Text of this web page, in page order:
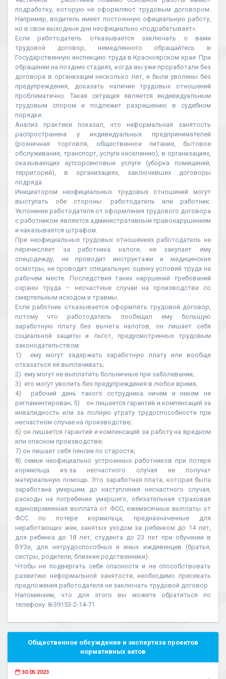
подработку, которую не оформляют трудовым договором.
Например, водитель имеет постоянную официальную работу,
но в свои выходные дни неофициально «подрабатывает».
Если работодатель отказывается заключать с вами
трудовой договор, немедленного обращайтесь в
Государственную инспекцию труда в Красноярском крае. При
обращении на поздних стадиях, когда вы уже проработали без
договора в организации несколько лет, и были уволены без
предупреждения, доказать наличие трудовых отношений
проблематично. Такая ситуация является индивидуальным
трудовым спором и подлежит разрешению в судебном
порядке.
Анализ практики показал, что неформальная занятость
распространена у индивидуальных предпринимателей
(розничная торговля, общественное питание, бытовое
обслуживание, транспорт, услуги населению), в организациях,
оказывающих аутсорсинговые услуги (уборка помещений,
территорий), в организациях, заключивших договоры
подряда.
Инициатором неофициальных трудовых отношений могут
выступать обе стороны: работодатель или работник.
Уклонение работодателя от оформления трудового договора
с работником является административным правонарушением
и наказывается штрафом.
При неофициальных трудовых отношениях работодатель не
перечисляет за работника налоги, не закупает ему
спецодежду, не проводит инструктажи и медицинские
осмотры, не проводит специальную оценку условий труда на
рабочем месте. Последствия таких нарушений требований
охраны труда – несчастные случаи на производстве со
смертельным исходом и травмы.
Если работник отказывается оформлять трудовой договор,
потому что работодатель пообещал ему большую
заработную плату без вычета налогов, он лишает себя
социальной защиты и льгот, предусмотренных трудовым
законодательством:
1) ему могут задержать заработную плату или вообще
отказаться её выплачивать;
2) ему могут не выплатить больничные при заболевании;
3) его могут уволить без предупреждения в любое время;
4) рабочий день такого сотрудника ничем и никем не
регламентирован; 5) он лишается гарантий и компенсаций за
инвалидность или за полную утрату трудоспособности при
несчастном случае на производстве;
6) он лишается гарантий и компенсаций за работу на вредном
или опасном производстве;
7) он лишает себя пенсии по старости;
8) семьи неофициально устроенных работников при потере
кормильца из-за несчастного случая не получат
материальную помощь. Это заработная плата, которая была
заработана умершим до наступления несчастного случая,
расходы на погребение умершего, обязательная страховая
единовременная выплата от ФСС, ежемесячные выплаты от
ФСС по потере кормильца, предназначенные для
неработающих жен, занятых уходом за ребенком до 14 лет,
для ребенка до 18 лет, студента до 23 лет при обучении в
ВУЗе, для нетрудоспособных и иных иждивенцев (братья,
сестры, родители, близкие родственники).
Чтобы не подвергать себя опасности и не способствовать
развитию неформальной занятости, необходимо пресекать
предложения работодателя не заключать трудовой договор.
Напоминаем, что для этого вы можете обратиться по
телефону: 8-39153-2-14-71.
Общественное обсуждение и экспертиза проектов
нормативных актов
30.05.2023